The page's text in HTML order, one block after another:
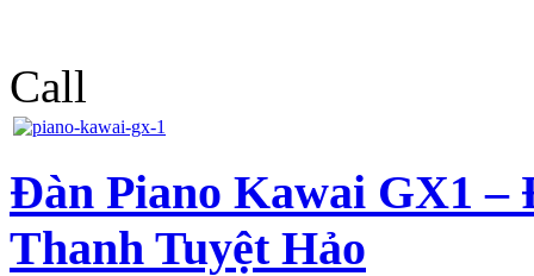
Call
Đàn Piano Kawai GX1 –
Thanh Tuyệt Hảo